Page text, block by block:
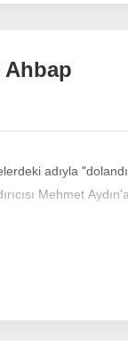
adıyla
Mehmet